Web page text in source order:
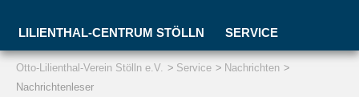
LILIENTHAL-CENTRUM STÖLLN SERVICE
Otto-Lilienthal-Verein Stölln e.V. Service
Nachrichten
Nachrichtenleser